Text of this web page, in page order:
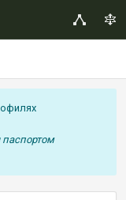
паспортом